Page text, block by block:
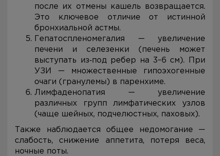
после их отмены кашель возвращается.
Это ключевое отличие от истинной
бронхиальной астмы.
Гепатоспленомегалия — увеличение
печени и селезенки (печень может
выступать из‑под ребер на 3–6 см). При
УЗИ — множественные гипоэхогенные
очаги (гранулемы) в паренхиме.
Лимфаденопатия — увеличение
различных групп лимфатических узлов
(чаще шейных, подчелюстных, паховых).
Также наблюдается общее недомогание —
слабость, снижение аппетита, потеря веса,
ночные поты.